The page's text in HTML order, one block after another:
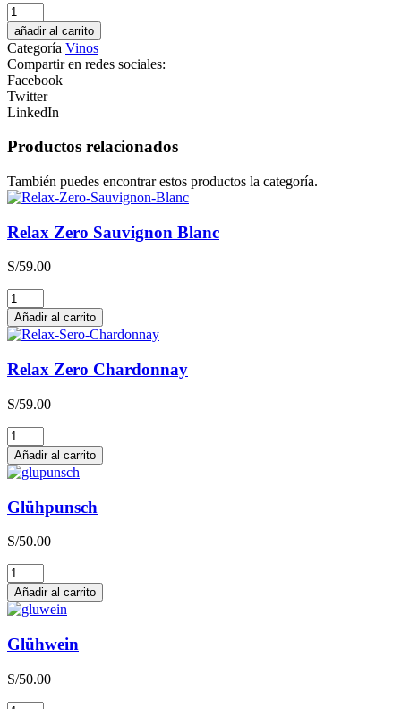
CONCIERE
GIN
Destilado
Americano
cantidad
añadir al carrito
Categoría Vinos
Compartir en redes sociales:
Facebook
Twitter
LinkedIn
Productos relacionados
También puedes encontrar estos productos la categoría.
Relax Zero Sauvignon Blanc
S/59.00
Relax
Zero
Sauvignon
Blanc
cantidad
Añadir al carrito
Relax Zero Chardonnay
S/59.00
Relax
Zero
Chardonnay
cantidad
Añadir al carrito
Glühpunsch
S/50.00
Glühpunsch
cantidad
Añadir al carrito
Glühwein
S/50.00